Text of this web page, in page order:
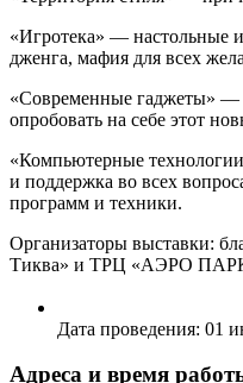
«Игротека» —
дженга, мафия для всех
«Современные гаджеты» —
опробовать на себе этот
«Компьютерные
и поддержка во всех
программ и техники.
Организаторы выставки:
Тиква» и ТРЦ «АЭРО
Дата проведения: 01
Адреса и время